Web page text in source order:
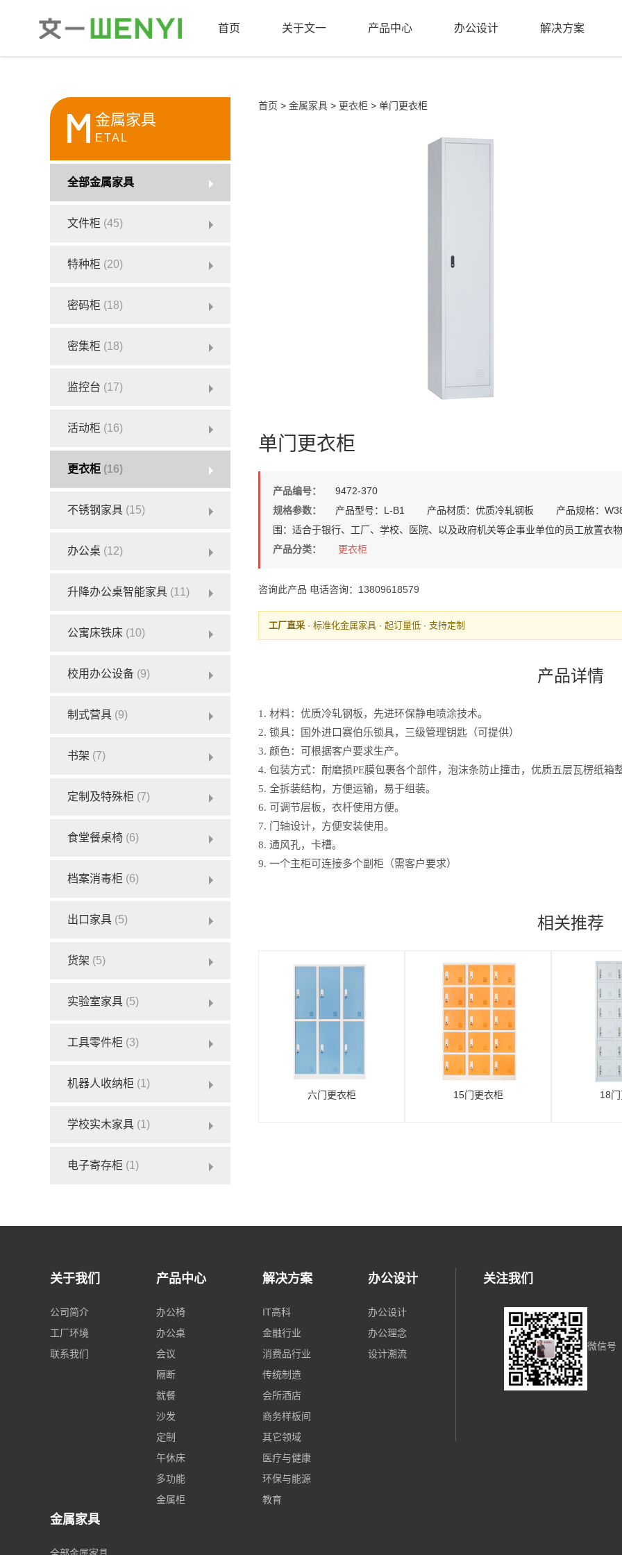
首页 关于文一 产品中心 办公设计 解决方案
M 金属家具
ETAL
全部金属家具
文件柜 (45)
特种柜 (20)
密码柜 (18)
密集柜 (18)
监控台 (17)
活动柜 (16)
更衣柜 (16)
不锈钢家具 (15)
办公桌 (12)
升降办公桌智能家具 (11)
公寓床铁床 (10)
校用办公设备 (9)
制式营具 (9)
书架 (7)
定制及特殊柜 (7)
食堂餐桌椅 (6)
档案消毒柜 (6)
出口家具 (5)
货架 (5)
实验室家具 (5)
工具零件柜 (3)
机器人收纳柜 (1)
学校实木家具 (1)
电子寄存柜 (1)
首页 > 金属家具 > 更衣柜 > 单门更衣柜
单门更衣柜
产品编号：
9472-370
规格参数：
产品型号：L-B1 产品材质：优质冷轧钢板 产品规格：
围：适合于银行、工厂、学校、医院、以及政府机关等企事业单位的员工放置衣
产品分类：
更衣柜
咨询此产品 电话咨询：13809618579
工厂直采 · 标准化金属家具 · 起订量低 · 支持定制
产品详情
1. 材料：优质冷轧钢板，先进环保静电喷涂技术。
2. 锁具：国外进口赛伯乐锁具，三级管理钥匙（可提供）
3. 颜色：可根据客户要求生产。
4. 包装方式：耐磨损PE膜包裹各个部件，泡沫条防止撞击，优质五层瓦楞纸箱
5. 全拆装结构，方便运输，易于组装。
6. 可调节层板，衣杆使用方便。
7. 门轴设计，方便安装使用。
8. 通风孔，卡槽。
9. 一个主柜可连接多个副柜（需客户要求）
相关推荐
六门更衣柜 15门更衣柜 18
关于我们
公司简介
工厂环境
联系我们
产品中心
办公椅
办公桌
会议
隔断
就餐
沙发
定制
午休床
多功能
金属柜
解决方案
IT高科
金融行业
消费品行业
传统制造
会所酒店
商务样板间
其它领域
医疗与健康
环保与能源
教育
办公设计
办公设计
办公理念
设计潮流
金属家具
关注我们
微信号